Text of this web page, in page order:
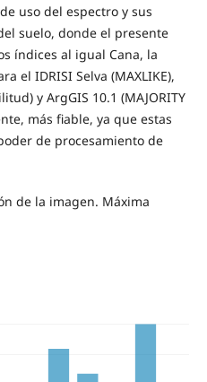
uso del espectro y sus
suelo, donde el presente
índices al igual Cana, la
el IDRISI Selva (MAXLIKE),
y ArgGIS 10.1 (MAJORITY
más fiable, ya que estas
de procesamiento de
de la imagen. Máxima